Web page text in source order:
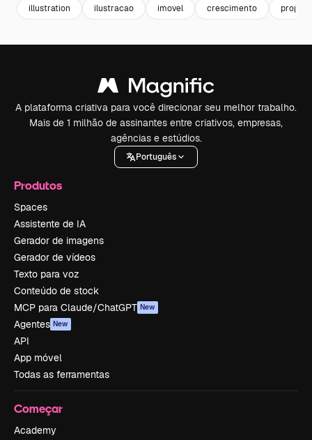
illustration ilustracao imovel crescimento
A plataforma criativa para você direcionar seu melhor trabalho.
Mais de 1 milhão de assinantes entre criativos, empresas,
agências e estúdios.
Português
Produtos
Spaces
Assistente de IA
Gerador de imagens
Gerador de vídeos
Texto para voz
Conteúdo de stock
MCP para Claude/ChatGPT New
Agentes New
API
App móvel
Todas as ferramentas
Começar
Academy